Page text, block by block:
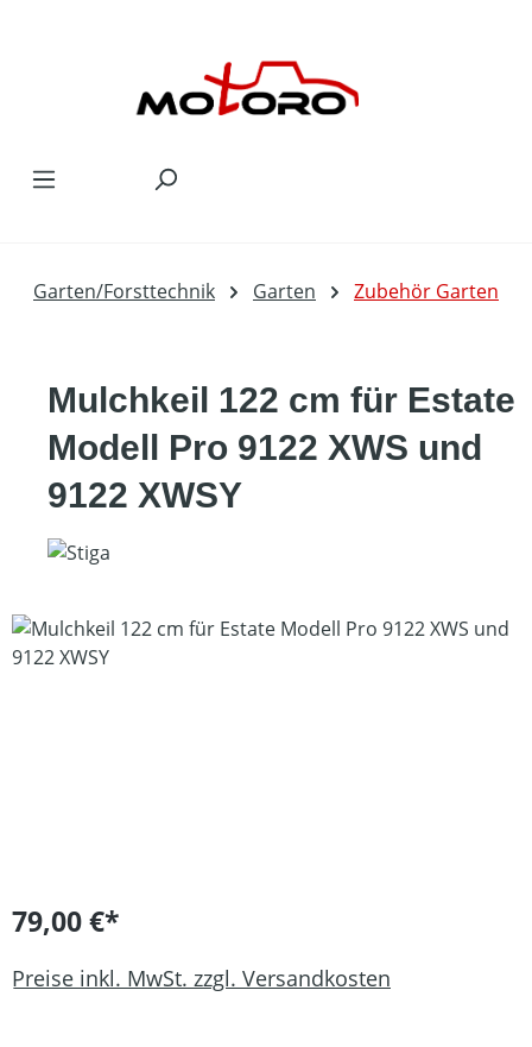
Garten/Forsttechnik Garten Zubehör Garten
Mulchkeil 122 cm für Estate
Modell Pro 9122 XWS und
9122 XWSY
Bildergalerie überspringen
79,00 €*
Preise inkl. MwSt. zzgl. Versandkosten